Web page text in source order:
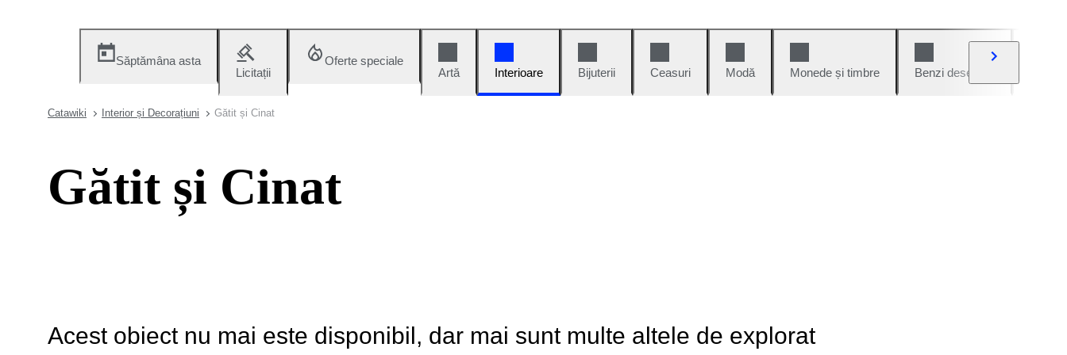
Săptămâna asta
Licitații
Oferte speciale
Artă
Interioare Bijuterii Ceasuri Modă Monede și timbre Benzi desenate
Catawiki Interior și Decorațiuni Gătit și Cinat
Gătit și Cinat
Acest obiect nu mai este disponibil, dar mai sunt multe altele de explorat